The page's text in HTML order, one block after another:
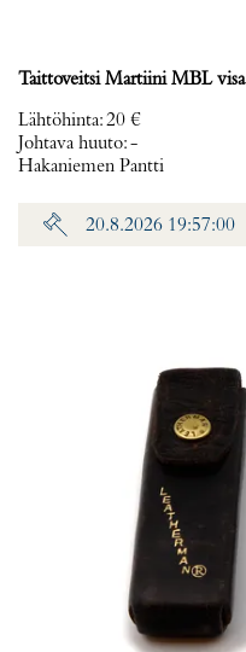
Taittoveitsi Martiini MBL visa
Lähtöhinta:20 €
Johtava huuto:-
Hakaniemen Pantti
20.8.2026 19:57:00